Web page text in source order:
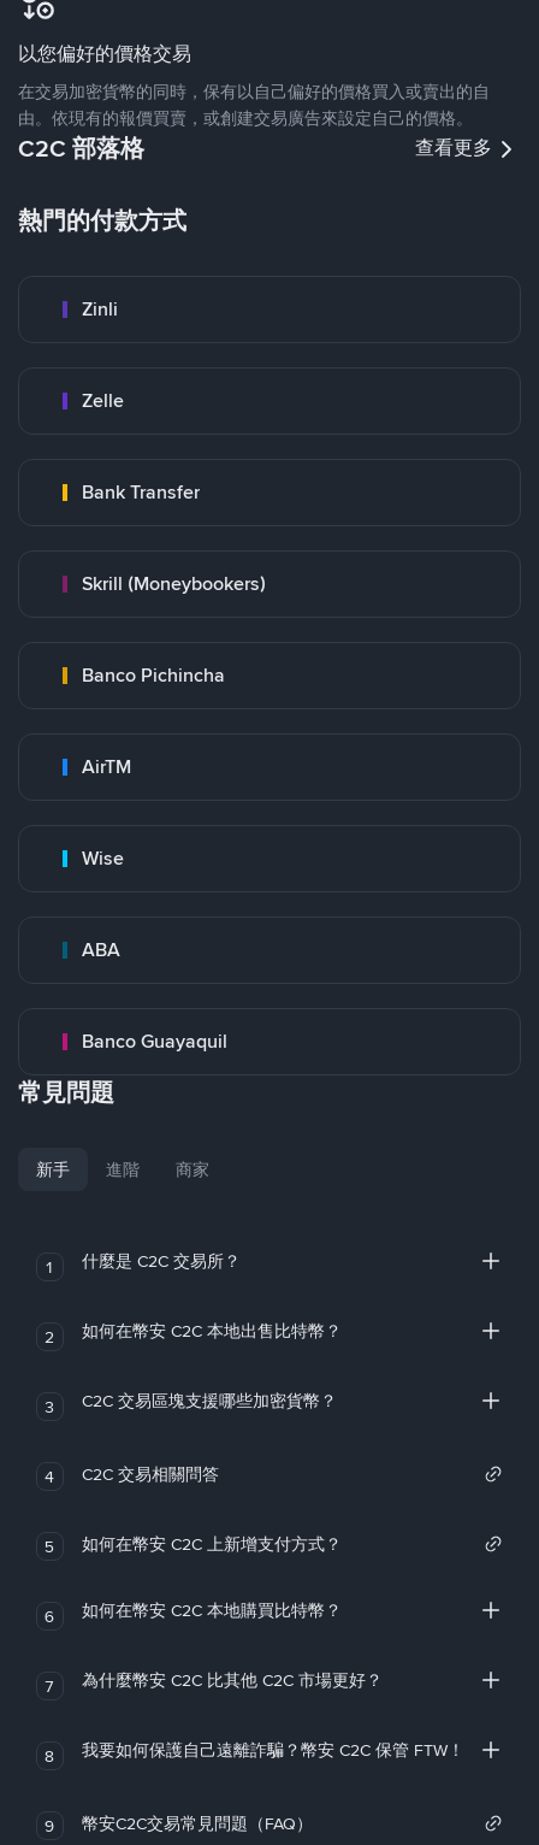
以您偏好的價格交易
在交易加密貨幣的同時，保有以自己偏好的價格買入或賣出的自
由。依現有的報價買賣，或創建交易廣告來設定自己的價格。
C2C 部落格 查看更多
熱門的付款方式
Zinli
Zelle
Bank Transfer
Skrill (Moneybookers)
Banco Pichincha
AirTM
Wise
ABA
Banco Guayaquil
常見問題
新手 進階 商家
1 什麼是 C2C 交易所？
2 如何在幣安 C2C 本地出售比特幣？
3 C2C 交易區塊支援哪些加密貨幣？
4 C2C 交易相關問答
5 如何在幣安 C2C 上新增支付方式？
6 如何在幣安 C2C 本地購買比特幣？
7 為什麼幣安 C2C 比其他 C2C 市場更好？
8 我要如何保護自己遠離詐騙？幣安 C2C 保管 FTW！
9 幣安C2C交易常見問題（FAQ）